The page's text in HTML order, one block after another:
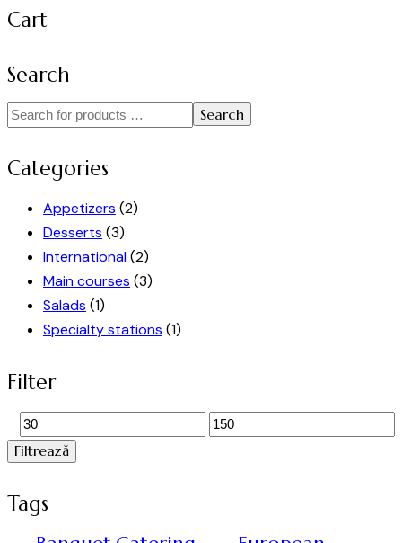
Cart
Search
Search
Categories
Appetizers (2)
Desserts (3)
International(2)
Main courses (3)
Salads (1)
Specialty stations (1)
Filter
Filtrează
Tags